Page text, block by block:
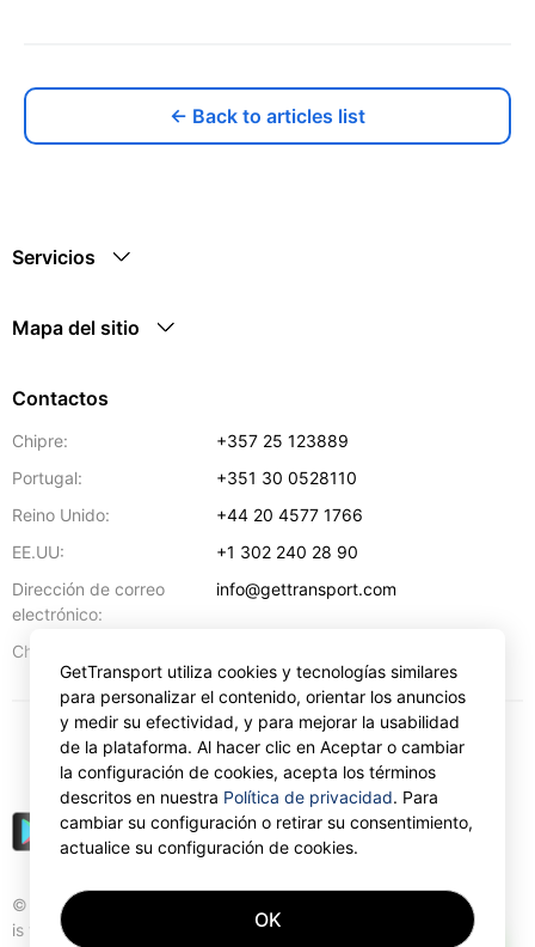
← Back to articles list
Servicios
Mapa del sitio
Contactos
Chipre:
+357 25 123889
Portugal:
+351 30 0528110
Reino Unido:
+44 20 4577 1766
EE.UU:
+1 302 240 28 90
Dirección de correo
electrónico:
info@gettransport.com
Chipre:
© Gettransport International Limited. GetTransport®
is trademark of Gettransport International Limited.
EUR
GetTransport utiliza cookies y tecnologías similares
para personalizar el contenido, orientar los anuncios
y medir su efectividad, y para mejorar la usabilidad
de la plataforma. Al hacer clic en Aceptar o cambiar
la configuración de cookies, acepta los términos
descritos en nuestra Política de privacidad. Para
cambiar su configuración o retirar su consentimiento,
actualice su configuración de cookies.
OK